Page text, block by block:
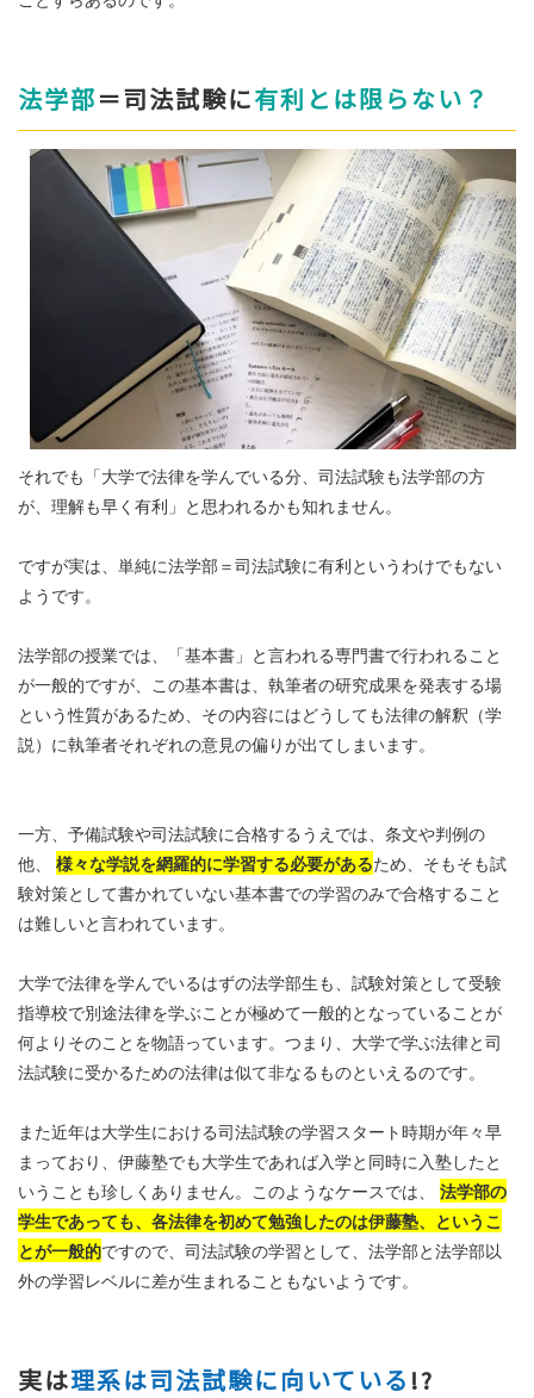
法学部＝司法試験に有利とは限らない？
それでも「大学で法律を学んでいる分、司法試験も法学部の方
が、理解も早く有利」と思われるかも知れません。
ですが実は、単純に法学部＝司法試験に有利というわけでもない
ようです。
法学部の授業では、「基本書」と言われる専門書で行われること
が一般的ですが、この基本書は、執筆者の研究成果を発表する場
という性質があるため、その内容にはどうしても法律の解釈（学
説）に執筆者それぞれの意見の偏りが出てしまいます。
一方、予備試験や司法試験に合格するうえでは、条文や判例の
他、 様々な学説を網羅的に学習する必要があるため、そもそも試
験対策として書かれていない基本書での学習のみで合格すること
は難しいと言われています。
大学で法律を学んでいるはずの法学部生も、試験対策として受験
指導校で別途法律を学ぶことが極めて一般的となっていることが
何よりそのことを物語っています。つまり、大学で学ぶ法律と司
法試験に受かるための法律は似て非なるものといえるのです。
また近年は大学生における司法試験の学習スタート時期が年々早
まっており、伊藤塾でも大学生であれば入学と同時に入塾したと
いうことも珍しくありません。このようなケースでは、 法学部の
学生であっても、各法律を初めて勉強したのは伊藤塾、というこ
とが一般的ですので、司法試験の学習として、法学部と法学部以
外の学習レベルに差が生まれることもないようです。
実は理系は司法試験に向いている !?